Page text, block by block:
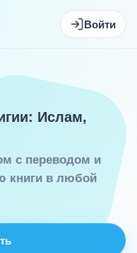
Войти
Ислам,
с переводом и
книги в любой